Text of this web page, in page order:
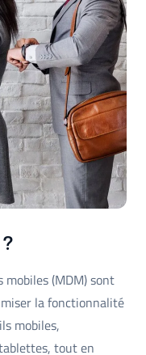
mobiles (MDM) sont
la fonctionnalité
mobiles,
tout en